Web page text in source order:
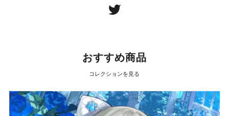
おすすめ商品
コレクションを見る